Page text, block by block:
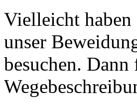
Vielleicht haben
unser
besuchen.